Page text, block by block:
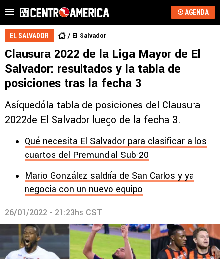
AGENDA
EL SALVADOR El Salvador
Clausura 2022 de la Liga Mayor de El
Salvador: resultados y la tabla de
posiciones tras la fecha 3
Asíquedóla tabla de posiciones del Clausura
2022de El Salvador luego de la fecha 3.
Qué necesita El Salvador para clasificar a los
cuartos del Premundial Sub-20
Mario González saldría de San Carlos y ya
negocia con un nuevo equipo
26/01/2022 - 21:23hs CST